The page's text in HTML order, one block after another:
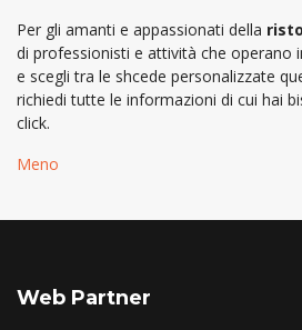
Per gli amanti e appassionati della
di professionisti e attività che operano
e scegli tra le shcede personalizzate
richiedi tutte le informazioni di cui hai
click.
Meno
Web Partner